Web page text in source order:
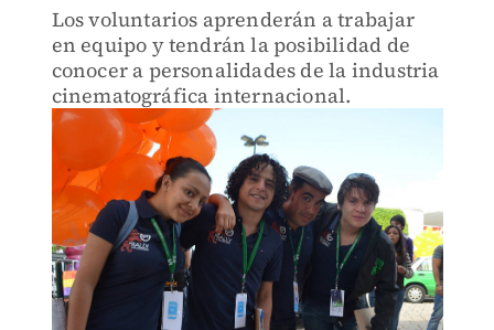
Los voluntarios aprenderán a trabajar
en equipo y tendrán la posibilidad de
conocer a personalidades de la industria
cinematográfica internacional.